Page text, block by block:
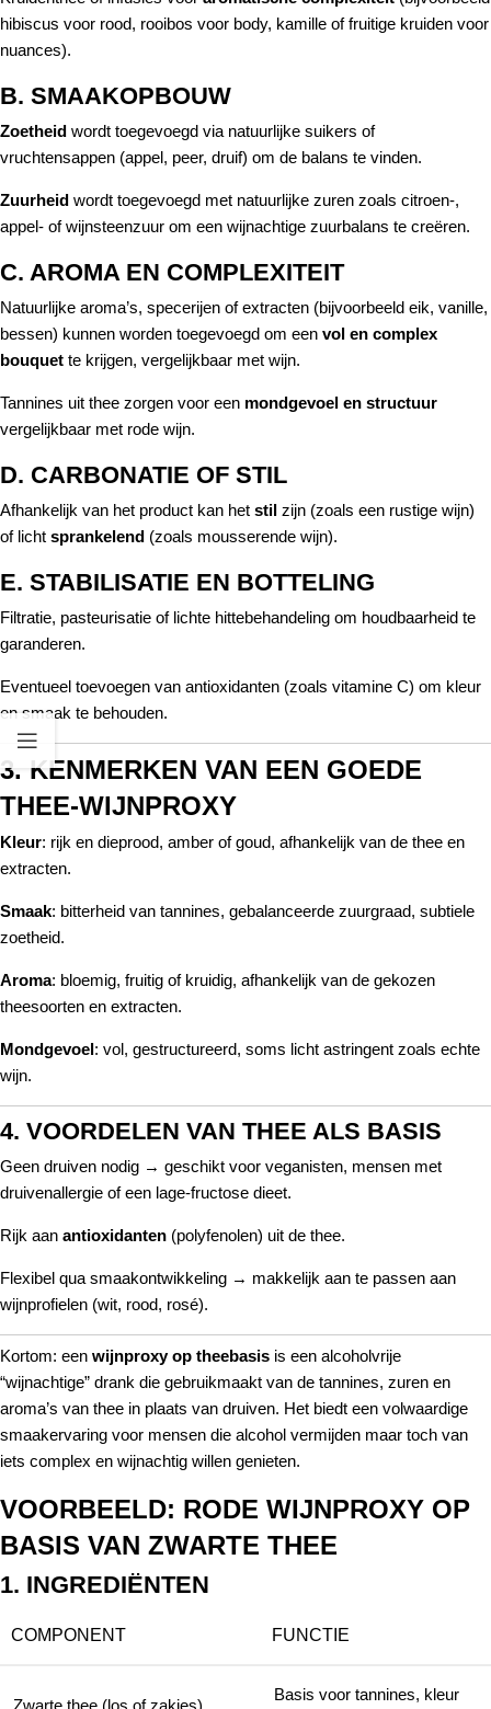
hibiscus voor rood, rooibos voor body, kamille of fruitige kruiden voor
nuances).
B. SMAAKOPBOUW
Zoetheid wordt toegevoegd via natuurlijke suikers of
vruchtensappen (appel, peer, druif) om de balans te vinden.
Zuurheid wordt toegevoegd met natuurlijke zuren zoals citroen-,
appel- of wijnsteenzuur om een wijnachtige zuurbalans te creëren.
C. AROMA EN COMPLEXITEIT
Natuurlijke aroma’s, specerijen of extracten (bijvoorbeeld eik, vanille,
bessen) kunnen worden toegevoegd om een vol en complex
bouquet te krijgen, vergelijkbaar met wijn.
Tannines uit thee zorgen voor een mondgevoel en structuur
vergelijkbaar met rode wijn.
D. CARBONATIE OF STIL
Afhankelijk van het product kan het stil zijn (zoals een rustige wijn)
of licht sprankelend (zoals mousserende wijn).
E. STABILISATIE EN BOTTELING
Filtratie, pasteurisatie of lichte hittebehandeling om houdbaarheid te
garanderen.
Eventueel toevoegen van antioxidanten (zoals vitamine C) om kleur
en smaak te behouden.
3. KENMERKEN VAN EEN GOEDE
THEE-WIJNPROXY
Kleur: rijk en dieprood, amber of goud, afhankelijk van de thee en
extracten.
Smaak: bitterheid van tannines, gebalanceerde zuurgraad, subtiele
zoetheid.
Aroma: bloemig, fruitig of kruidig, afhankelijk van de gekozen
theesoorten en extracten.
Mondgevoel: vol, gestructureerd, soms licht astringent zoals echte
wijn.
4. VOORDELEN VAN THEE ALS BASIS
Geen druiven nodig → geschikt voor veganisten, mensen met
druivenallergie of een lage-fructose dieet.
Rijk aan antioxidanten (polyfenolen) uit de thee.
Flexibel qua smaakontwikkeling → makkelijk aan te passen aan
wijnprofielen (wit, rood, rosé).
Kortom: een wijnproxy op theebasis is een alcoholvrije
“wijnachtige” drank die gebruikmaakt van de tannines, zuren en
aroma’s van thee in plaats van druiven. Het biedt een volwaardige
smaakervaring voor mensen die alcohol vermijden maar toch van
iets complex en wijnachtig willen genieten.
VOORBEELD: RODE WIJNPROXY OP
BASIS VAN ZWARTE THEE
1. INGREDIËNTEN
COMPONENT FUNCTIE
Basis voor tannines, kleur